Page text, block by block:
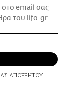
στο email σας
του lifo.gr
ΑΠΟΡΡΗΤΟΥ